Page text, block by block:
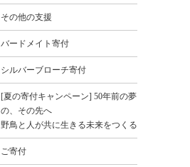
その他の支援
バードメイト寄付
シルバーブローチ寄付
[夏の寄付キャンペーン] 50年前の夢
の、その先へ
野鳥と人が共に生きる未来をつくる
ご寄付